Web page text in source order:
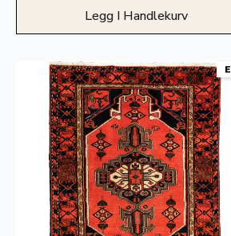
Legg I Handlekurv